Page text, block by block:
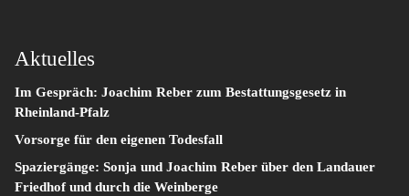
Aktuelles
Im Gespräch: Joachim Reber zum Bestattungsgesetz in
Rheinland-Pfalz
Vorsorge für den eigenen Todesfall
Spaziergänge: Sonja und Joachim Reber über den Landauer
Friedhof und durch die Weinberge